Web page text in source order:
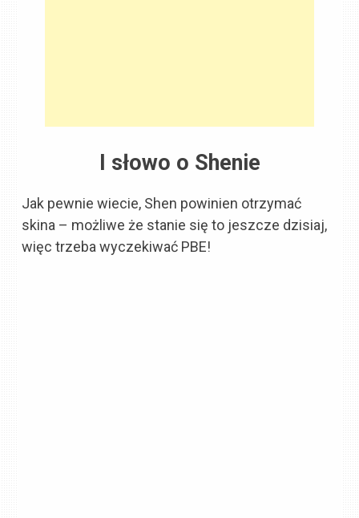
I słowo o Shenie
Jak pewnie wiecie, Shen powinien otrzymać
skina – możliwe że stanie się to jeszcze dzisiaj,
więc trzeba wyczekiwać PBE!